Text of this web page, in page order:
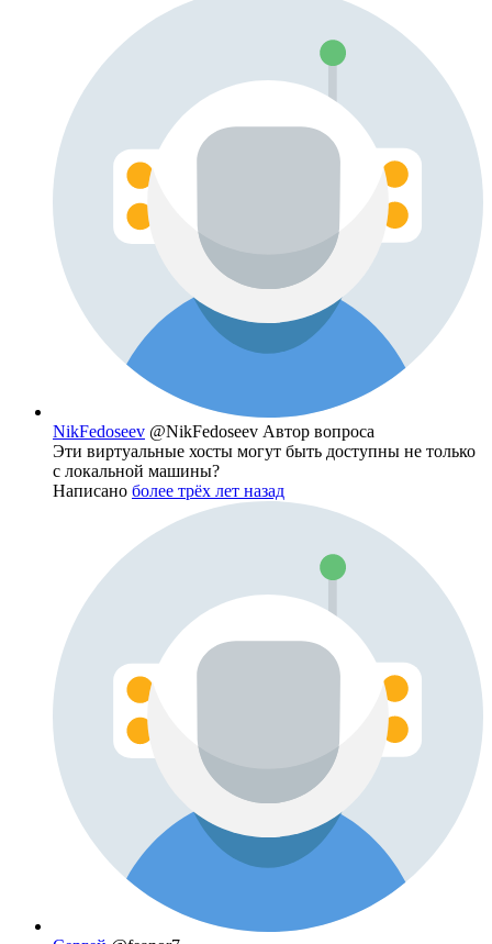
NikFedoseev @NikFedoseev Автор вопроса
Эти виртуальные хосты могут быть доступны не только
с локальной машины?
Написано более трёх лет назад